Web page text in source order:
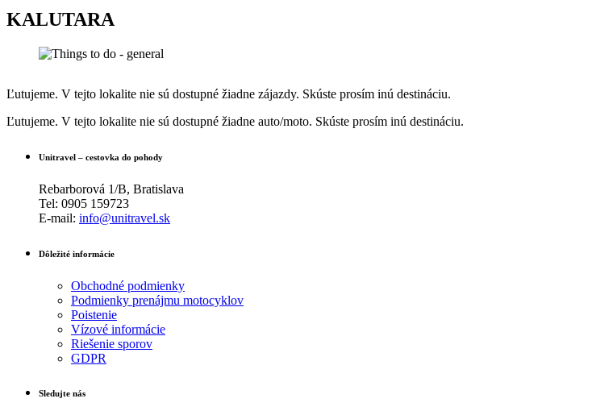
KALUTARA
Ľutujeme. V tejto lokalite nie sú dostupné žiadne zájazdy. Skúste prosím inú destináciu.
Ľutujeme. V tejto lokalite nie sú dostupné žiadne auto/moto. Skúste prosím inú destináciu.
Unitravel – cestovka do pohody
Rebarborová 1/B, Bratislava
Tel: 0905 159723
E-mail: info@unitravel.sk
Dôležité informácie
Obchodné podmienky
Podmienky prenájmu motocyklov
Poistenie
Vízové informácie
Riešenie sporov
GDPR
Sledujte nás